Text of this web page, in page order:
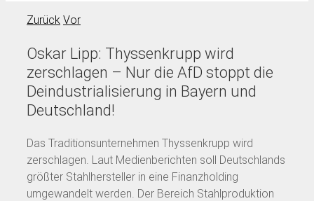
Zurück Vor
Oskar Lipp: Thyssenkrupp wird
zerschlagen – Nur die AfD stoppt die
Deindustrialisierung in Bayern und
Deutschland!
Das Traditionsunternehmen Thyssenkrupp wird
zerschlagen. Laut Medienberichten soll Deutschlands
größter Stahlhersteller in eine Finanzholding
umgewandelt werden. Der Bereich Stahlproduktion